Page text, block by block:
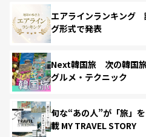
エアラインランキング
グ形式で発表
Next韓国旅 次の韓国旅
グルメ・テクニック
旬な“あの人”が「旅」
載 MY TRAVEL STORY